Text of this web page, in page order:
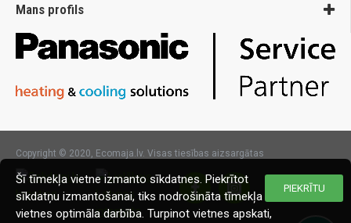
Mans profils
Copyright © 2020, Ecomaja.lv. Visas tiesības aizsargātas
PIEKRĪTU
Šī tīmekļa vietne izmanto sīkdatnes. Piekrītot
sīkdatņu izmantošanai, tiks nodrošināta tīmekļa
vietnes optimāla darbība. Turpinot vietnes apskati,